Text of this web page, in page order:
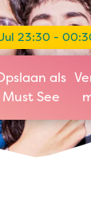
23:30 -
als
Must See